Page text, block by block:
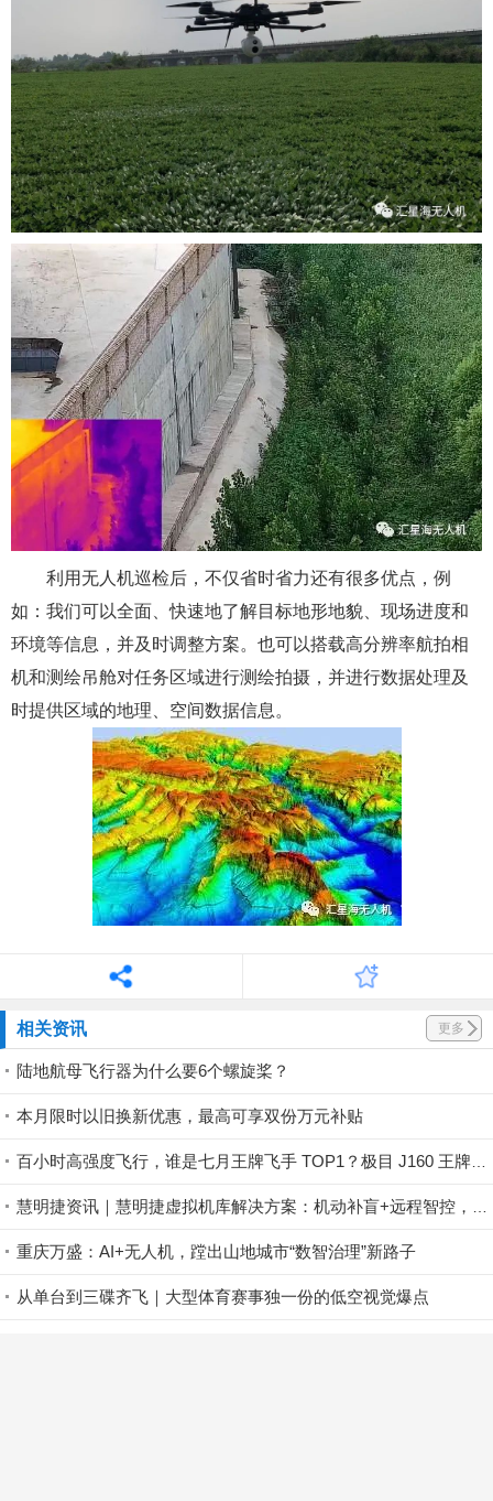
利用无人机巡检后，不仅省时省力还有很多优点，例
如：我们可以全面、快速地了解目标地形地貌、现场进度和
环境等信息，并及时调整方案。也可以搭载高分辨率航拍相
机和测绘吊舱对任务区域进行测绘拍摄，并进行数据处理及
时提供区域的地理、空间数据信息。
相关资讯 更多
陆地航母飞行器为什么要6个螺旋桨？
本月限时以旧换新优惠，最高可享双份万元补贴
重庆万盛：AI+无人机，蹚出山地城市“数智治理”新路子
从单台到三碟齐飞｜大型体育赛事独一份的低空视觉爆点